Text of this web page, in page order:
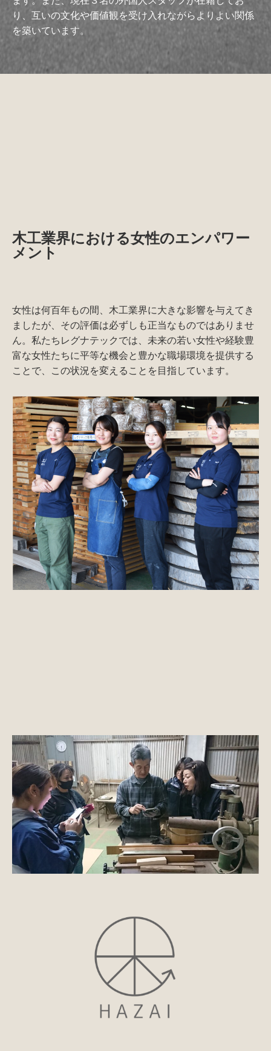
り、互いの文化や価値観を受け入れながらよりよい関係
を築いています。
木工業界における女性のエンパワー
メント
女性は何百年もの間、木工業界に大きな影響を与えてき
ましたが、その評価は必ずしも正当なものではありませ
ん。私たちレグナテックでは、未来の若い女性や経験豊
富な女性たちに平等な機会と豊かな職場環境を提供する
ことで、この状況を変えることを目指しています。